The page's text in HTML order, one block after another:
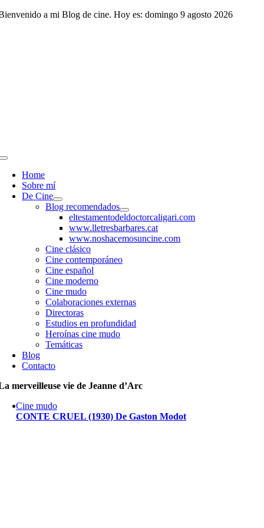
Saltar
a mi Blog de cine. Hoy es: domingo 9 agosto 2026
Toggle
NavigationHome
Sobre mí
De Cine
Blog recomendados
eltestamentodeldoctorcaligari.com
www.lletresbarbares.cat
www.noshacemosuncine.com
Cine clásico
Cine contemporáneo
Cine español
Cine moderno
Cine mudo
Colaboraciones externas
Directoras
Estudios en profundidad
Heroínas cine mudo
Temáticas
Blog
Contacto
merveilleuse vie de Jeanne d’Arc
Cine mudo
CONTE CRUEL (1930) De Gaston Modot